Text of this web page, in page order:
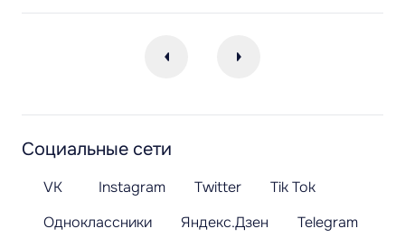
Социальные сети
VK Instagram Twitter
Tik Tok
Одноклассники
Яндекс.Дзен
Telegram